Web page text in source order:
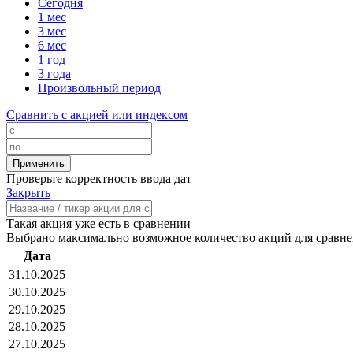
Сегодня
1 мес
3 мес
6 мес
1 год
3 года
Произвольный период
Сравнить с акцией или индексом
Проверьте корректность ввода дат
Закрыть
Такая акция уже есть в сравнении
Выбрано максимально возможное количество акций для
Дата
31.10.2025
30.10.2025
29.10.2025
28.10.2025
27.10.2025